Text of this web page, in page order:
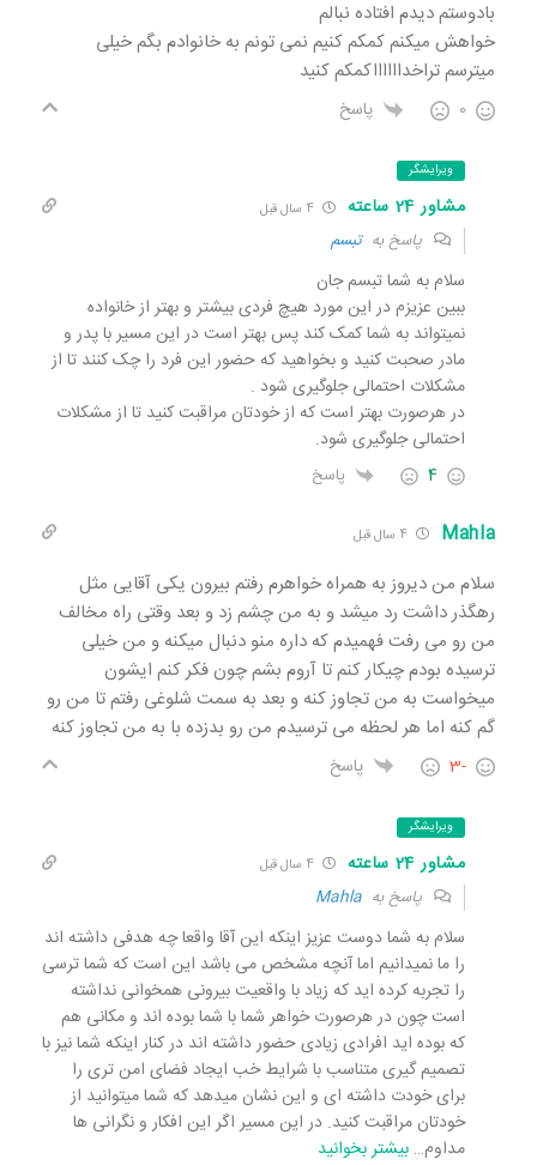
بادوستم دیدم افتاده نبالم
خواهش میکنم کمکم کنیم نمی تونم به خانوادم بگم خیلی
میترسم تراخدااااااکمکم کنید
0 پاسخ
ویرایشگر
مشاور 24 ساعته 4 سال قبل
پاسخ بهتبسم
سلام به شما تبسم جان
ببین عزیزم در این مورد هیچ فردی بیشتر و بهتر از خانواده
نمیتواند به شما کمک کند پس بهتر است در این مسیر با پدر و
مادر صحبت کنید و بخواهید که حضور این فرد را چک کنند تا از
مشکلات احتمالی جلوگیری شود .
در هرصورت بهتر است که از خودتان مراقبت کنید تا از مشکلات
احتمالی جلوگیری شود.
4 پاسخ
Mahla 4 سال قبل
سلام من دیروز به همراه خواهرم رفتم بیرون یکی آقایی مثل
رهگذر داشت رد میشد و به من چشم زد و بعد وقتی راه مخالف
من رو می رفت فهمیدم که داره منو دنبال میکنه و من خیلی
ترسیده بودم چیکار کنم تا آروم بشم چون فکر کنم ایشون
میخواست به من تجاوز کنه و بعد به سمت شلوغی رفتم تا من رو
گم کنه اما هر لحظه می ترسیدم من رو بدزده با به من تجاوز کنه
-3 پاسخ
ویرایشگر
مشاور 24 ساعته 4 سال قبل
پاسخ به Mahla
سلام به شما دوست عزیز اینکه این آقا واقعا چه هدفی داشته اند
را ما نمیدانیم اما آنچه مشخص می باشد این است که شما ترسی
را تجربه کرده اید که زیاد با واقعیت بیرونی همخوانی نداشته
است چون در هرصورت خواهر شما با شما بوده اند و مکانی هم
که بوده اید افرادی زیادی حضور داشته اند در کنار اینکه شما نیز با
تصمیم گیری متناسب با شرایط خب ایجاد فضای امن تری را
برای خودت داشته ای و این نشان میدهد که شما میتوانید از
خودتان مراقبت کنید. در این مسیر اگر این افکار و نگرانی ها
مداوم… بیشتر بخوانید